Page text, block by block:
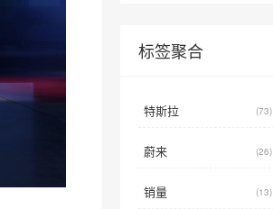
标签聚合
特斯拉 (73)
蔚来 (26)
销量 (13)